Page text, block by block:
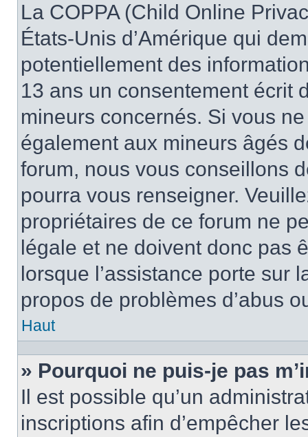
La COPPA (Child Online
États-Unis d’Amérique qui
potentiellement des
13 ans un consentement écrit
mineurs concernés. Si vous
également aux mineurs âgés
forum, nous vous conseillons
pourra vous renseigner.
propriétaires de ce forum ne
légale et ne doivent donc pas
lorsque l’assistance porte sur
propos de problèmes d’abus
Haut
» Pourquoi ne puis-je pas
Il est possible qu’un
inscriptions afin d’empêcher